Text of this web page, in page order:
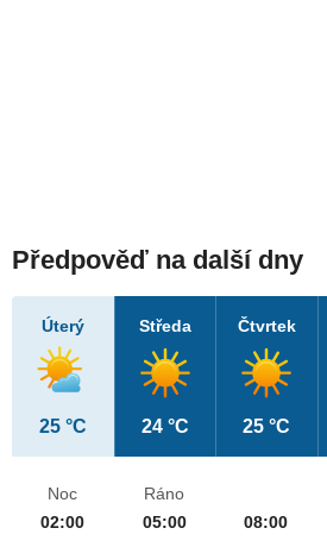
Předpověď na další dny
Úterý
25 °C
Středa
24 °C
Čtvrtek
25 °C
Noc
02:00
Ráno
05:00
08:00